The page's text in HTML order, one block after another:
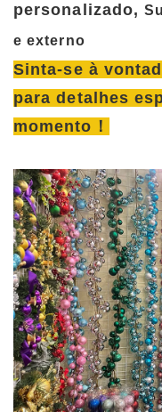
personalizado,
e externo
Sinta-se à
para detalhes
momento！